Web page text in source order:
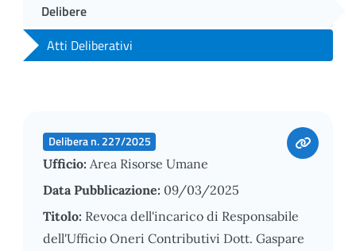
Delibere
Atti Deliberativi
Delibera n. 227/2025
Ufficio: Area Risorse Umane
Data Pubblicazione: 09/03/2025
Titolo: Revoca dell'incarico di Responsabile
dell'Ufficio Oneri Contributivi Dott. Gaspare